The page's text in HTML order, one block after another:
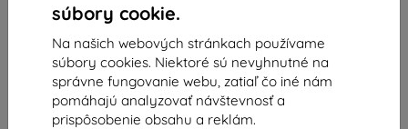
súbory cookie.
Na našich webových stránkach používame
súbory cookies. Niektoré sú nevyhnutné na
správne fungovanie webu, zatiaľ čo iné nám
pomáhajú analyzovať návštevnosť a
prispôsobenie obsahu a reklám.
z celkom4.